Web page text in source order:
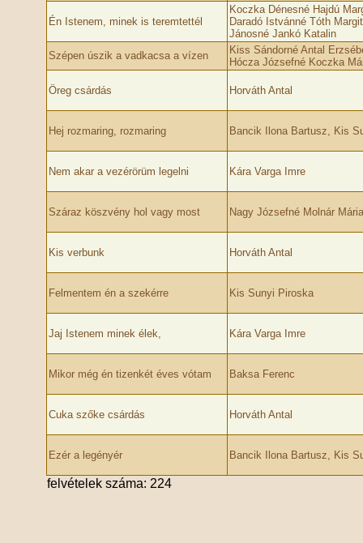
Én Istenem, minek is teremtettél
Koczka Dénesné Hajdú
Daradó Istvánné Tóth
Jánosné Jankó Katalin
Szépen úszik a vadkacsa a vízen
Kiss Sándorné Antal
Hócza Józsefné Koczka
Öreg csárdás Horváth Antal
Hej rozmaring, rozmaring Bancik Ilona Bartusz, Kis
Nem akar a vezérörüm legelni Kára Varga Imre
Száraz köszvény hol vagy most Nagy Józsefné Molnár Mária
Kis verbunk Horváth Antal
Felmentem én a szekérre Kis Sunyi Piroska
Jaj Istenem minek élek, Kára Varga Imre
Mikor még én tizenkét éves vótam Baksa Ferenc
Cuka szőke csárdás Horváth Antal
Ezér a legényér Bancik Ilona Bartusz, Kis
felvételek száma: 224